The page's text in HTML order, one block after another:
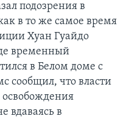
подозрения в
в то же самое время
Хуан Гуайдо
временный
в Белом доме с
сообщил, что власти
вдаваясь в